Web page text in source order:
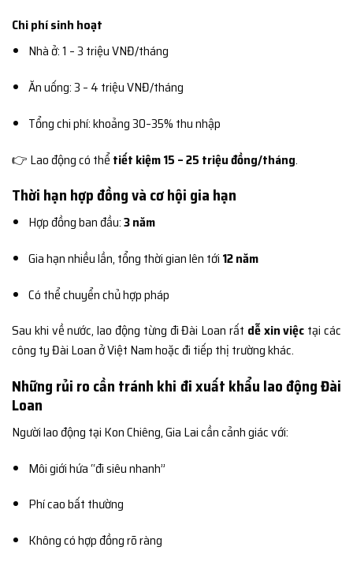
Chi phí sinh hoạt
Nhà ở: 1 – 3 triệu VNĐ/tháng
Ăn uống: 3 – 4 triệu VNĐ/tháng
Tổng chi phí: khoảng 30–35% thu nhập
👉 Lao động có thể tiết kiệm 15 – 25 triệu đồng/tháng.
Thời hạn hợp đồng và cơ hội gia hạn
Hợp đồng ban đầu:3 năm
Gia hạn nhiều lần, tổng thời gian lên tới 12 năm
Có thể chuyển chủ hợp pháp
Sau khi về nước, lao động từng đi Đài Loan rất dễ xin việc tại các
công ty Đài Loan ở Việt Nam hoặc đi tiếp thị trường khác.
Những rủi ro cần tránh khi đi xuất khẩu lao động Đài
Loan
Người lao động tại Kon Chiêng, Gia Lai cần cảnh giác với:
Môi giới hứa “đi siêu nhanh”
Phí cao bất thường
Không có hợp đồng rõ ràng